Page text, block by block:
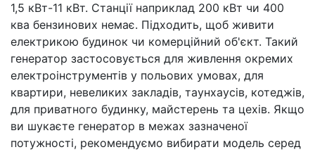
1,5 кВт-11 кВт. Станції наприклад 200 кВт чи 400
ква бензинових немає. Підходить, щоб живити
електрикою будинок чи комерційний об'єкт. Такий
генератор застосовується для живлення окремих
електроінструментів у польових умовах, для
квартири, невеликих закладів, таунхаусів, котеджів,
для приватного будинку, майстерень та цехів. Якщо
ви шукаєте генератор в межах зазначеної
потужності, рекомендуємо вибирати модель серед